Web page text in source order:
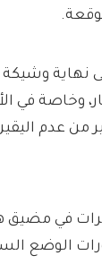
نهاية وشيكة
وخاصة في
من عدم
في مضيق
الوضع